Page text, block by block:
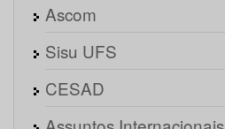
Ascom
Sisu UFS
CESAD